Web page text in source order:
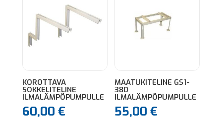
KOROTTAVA
SOKKELITELINE
ILMALÄMPÖPUMPULLE
60,00 €
MAATUKITELINE GS1-
380
ILMALÄMPÖPUMPULLE
55,00€